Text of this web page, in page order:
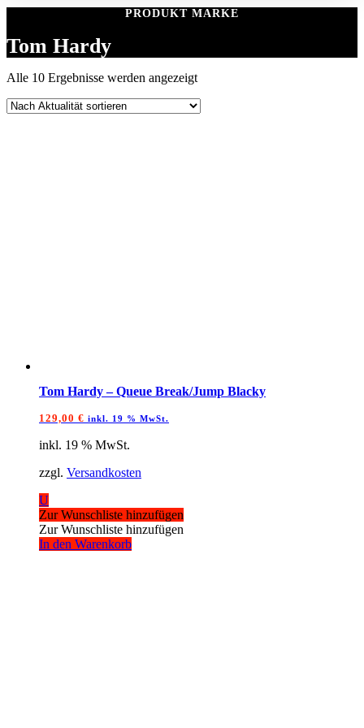
PRODUKT MARKE
Tom Hardy
Alle 10 Ergebnisse werden angezeigtNach
sortiert
Tom Hardy – Queue Break/Jump Blacky
129,00 € inkl. 19 % MwSt.
inkl. 19 % MwSt.
zzgl. Versandkosten
U
Zur Wunschliste hinzufügen
Zur Wunschliste hinzufügen
In den Warenkorb